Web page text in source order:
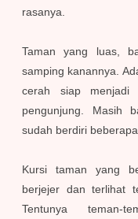
rasanya.
Taman yang luas,
samping kanannya.
cerah siap
pengunjung. Masih
sudah berdiri
Kursi taman yang
berjejer dan terlihat
Tentunya